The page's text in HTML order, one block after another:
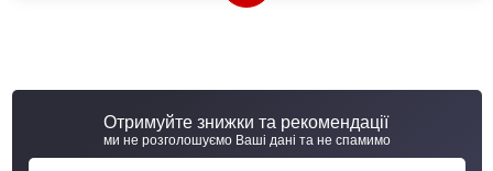
відомих вітчизняних та світових виробників.
готовий матеріал у потрібних розмірах, що економить час і
ресурси. Металобаза в Калинівці фактично є сучасними
металосервісним центром (МСЦ), обладнаним за
європейськими стандартами. Водночас ми продовжуємо
Отримуйте знижки та рекомендації
ми не розголошуємо Ваші дані та не спамимо